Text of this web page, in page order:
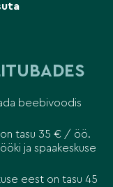
beebivoodis
on tasu 35 € / öö.
ja spaakeskuse
eest on tasu 45